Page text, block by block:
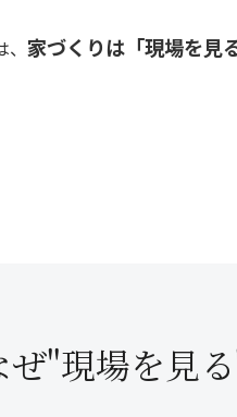
家づくりは「現場を見
ぜ"現場を見